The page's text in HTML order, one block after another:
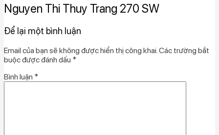
Nguyen Thi Thuy Trang 270 SW
Để lại một bình luận
Email của bạn sẽ không được hiển thị công khai. Các trường bắt
buộc được đánh dấu *
Bình luận *